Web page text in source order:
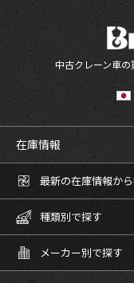
中古クレーン車
在庫情報
最新の在庫情報か
種類別で探す
メーカー別で探す